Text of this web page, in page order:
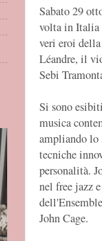
Sabato 29
volta in Italia
veri eroi
Léandre, il
Sebi
Si sono
musica
ampliando lo
tecniche
personalità.
nel free jazz
John Cage.